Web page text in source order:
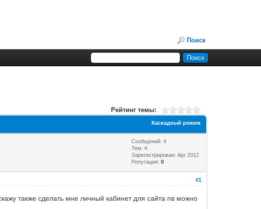
Поиск
Рейтинг темы:
Каскадный режим
Сообщений: 4
Тем: 4
Зарегистрирован: Apr 2012
Репутация:0
#1
также сделать мне личный кабинет для сайта пв можно